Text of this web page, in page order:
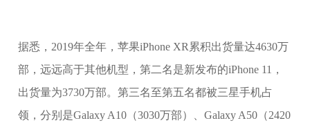
据悉，2019年全年，苹果iPhone XR累积出货量达4630万
部，远远高于其他机型，第二名是新发布的iPhone 11，
出货量为3730万部。第三名至第五名都被三星手机占
领，分别是Galaxy A10（3030万部）、Galaxy A50（2420